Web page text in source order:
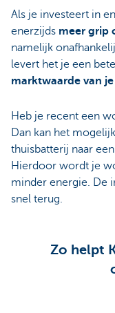
Als je investeert in
enerzijds meer grip
namelijk
levert het je een
marktwaarde van
Heb je recent een
Dan kan het
thuisbatterij naar een
Hierdoor wordt je
minder energie. De
snel terug.
Zo helpt